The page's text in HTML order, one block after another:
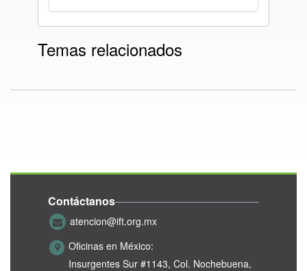
Temas relacionados
Contáctanos
atencion@ift.org.mx
Oficinas en México:
Insurgentes Sur #1143, Col. Nochebuena,